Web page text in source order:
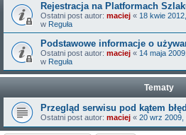
Rejestracja na Platformach
Ostatni post autor: maciej « 18 kwie
w Reguła
Podstawowe informacje o
Ostatni post autor: maciej « 14 maja
w Reguła
Tematy
Przegląd serwisu pod kątem
Ostatni post autor: maciej « 20 wrz 2009,